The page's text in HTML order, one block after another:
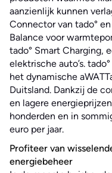
aanzienlijk kunnen
Connector van tado°
Balance voor
tado° Smart Charging,
elektrische auto’s.
het dynamische
Duitsland. Dankzij de
en lagere
honderden en in
euro per jaar.
Profiteer van
energiebeheer